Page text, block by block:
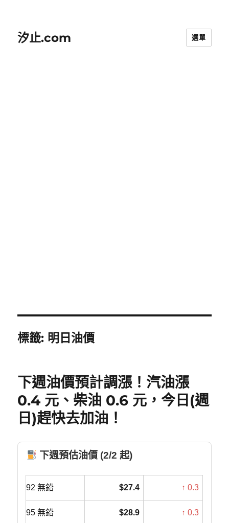
汐止.com 選單
標籤: 明日油價
下週油價預計調漲！汽油漲
0.4 元、柴油 0.6 元，今日(週
日)趕快去加油！
下週預估油價 (2/2 起)
92 無鉛 $27.4 ↑ 0.3
95 無鉛 $28.9 ↑ 0.3